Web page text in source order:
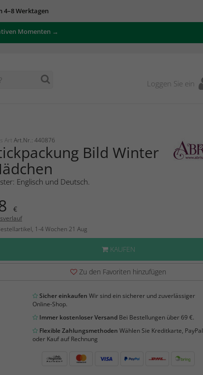
Werktagen
Momenten →
Loggen Sie ein
Art Art.Nr.: 440876
Bild Winter
Englisch und Deutsch.
€
1-4 Wochen 21 Aug
KAUFEN
Zu den Favoriten hinzufügen
Sicher einkaufen Wir sind ein sicherer und zuverlässiger
Online-Shop.
Immer kostenloser VersandBei Bestellungen über 69 €.
Flexible Zahlungsmethoden Wählen Sie Kreditkarte, PayPal
oder Kauf auf Rechnung